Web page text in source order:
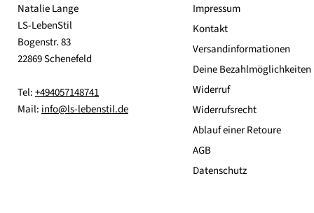
Natalie Lange
LS-LebenStil
Bogenstr. 83
22869 Schenefeld
Tel:+494057148741
Mail: info@ls-lebenstil.de
Impressum
Kontakt
Versandinformationen
Deine Bezahlmöglichkeiten
Widerruf
Widerrufsrecht
Ablauf einer Retoure
AGB
Datenschutz